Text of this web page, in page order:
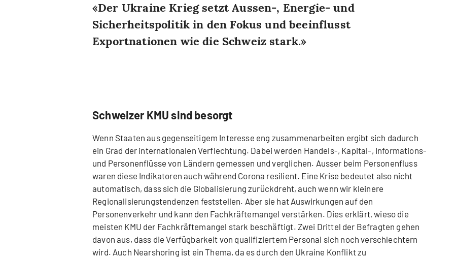
Der Ukraine Krieg setzt Aussen-, Energie- und
Sicherheitspolitik in den Fokus und beeinflusst
Exportnationen wie die Schweiz stark.
Schweizer KMU sind besorgt
Wenn Staaten aus gegenseitigem Interesse eng zusammenarbeiten ergibt sich dadurch
ein Grad der internationalen Verflechtung. Dabei werden Handels-, Kapital-, Informations-
und Personenflüsse von Ländern gemessen und verglichen. Ausser beim Personenfluss
waren diese Indikatoren auch während Corona resilient. Eine Krise bedeutet also nicht
automatisch, dass sich die Globalisierung zurückdreht, auch wenn wir kleinere
Regionalisierungstendenzen feststellen. Aber sie hat Auswirkungen auf den
Personenverkehr und kann den Fachkräftemangel verstärken. Dies erklärt, wieso die
meisten KMU der Fachkräftemangel stark beschäftigt. Zwei Drittel der Befragten gehen
davon aus, dass die Verfügbarkeit von qualifiziertem Personal sich noch verschlechtern
wird. Auch Nearshoring ist ein Thema, da es durch den Ukraine Konflikt zu